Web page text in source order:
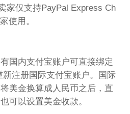
家仅支持PayPal Express Ch
使用。
国内支付宝账户可直接绑定
注册国际支付宝账户。国际
美金换算成人民币之后，直
可以设置美金收款。